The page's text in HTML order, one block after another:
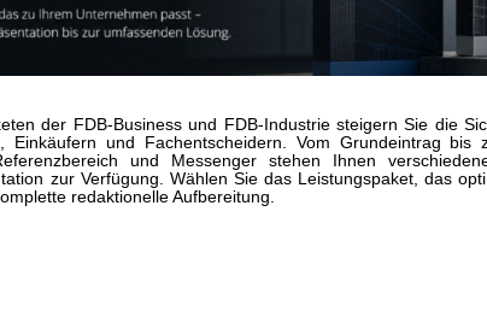
der FDB-Business und FDB-Industrie steigern Sie die
Einkäufern und Fachentscheidern. Vom Grundeintrag bis
und Messenger stehen Ihnen
zur Verfügung. Wählen Sie das Leistungspaket, das
redaktionelle Aufbereitung.